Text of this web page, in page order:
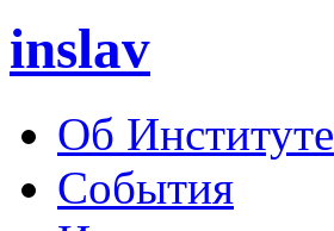
inslav
Об Институте
События